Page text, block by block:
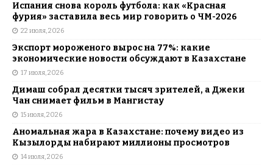
Испания снова король футбола: как «Красная
фурия» заставила весь мир говорить о ЧМ-2026
22 июля, 2026
Экспорт мороженого вырос на 77%: какие
экономические новости обсуждают в Казахстане
17 июля, 2026
Димаш собрал десятки тысяч зрителей, а Джеки
Чан снимает фильм в Мангистау
15 июля, 2026
Аномальная жара в Казахстане: почему видео из
Кызылорды набирают миллионы просмотров
14 июля, 2026